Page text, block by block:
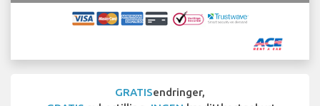
GRATISendringer,